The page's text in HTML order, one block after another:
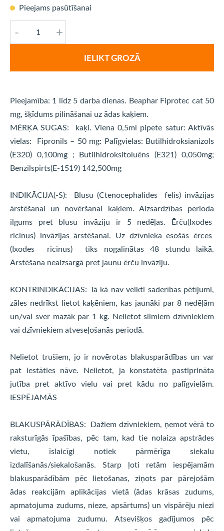
Pieejams pasūtīšanai
- +
IELIKT GROZĀ
Pieejamība: 1 līdz 5 darba dienas. Beaphar Fiprotec cat 50
mg, šķīdums pilināšanai uz ādas kaķiem.
MĒRĶA SUGAS: kaķi. Viena 0,5ml pipete satur: Aktīvās
vielas: Fipronils – 50 mg: Palīgvielas: Butilhidroksianizols
(E320) 0,100mg ; Butilhidroksitoluēns (E321) 0,050mg;
Benzilspirts(E-1519) 142,500mg
INDIKĀCIJA(-S): Blusu (Ctenocephalides felis) invāzijas
ārstēšanai un novēršanai kaķiem. Aizsardzības perioda
ilgums pret blusu invāziju ir 5 nedēļas. Ērču(Ixodes
ricinus) invāzijas ārstēšanai. Uz dzīvnieka esošās ērces
(Ixodes ricinus) tiks nogalinātas 48 stundu laikā.
Ārstēšana neaizsargā pret jaunu ērču invāziju.
KONTRINDIKĀCIJAS: Tā kā nav veikti saderības pētījumi,
zāles nedrīkst lietot kaķēniem, kas jaunāki par 8 nedēļām
un/vai sver mazāk par 1 kg. Nelietot slimiem dzīvniekiem
vai dzīvniekiem atveseļošanās periodā.
Nelietot trušiem, jo ir novērotas blakusparādības un var
pat iestāties nāve. Nelietot, ja konstatēta pastiprināta
jutība pret aktīvo vielu vai pret kādu no palīgvielām.
IESPĒJAMĀS
BLAKUSPĀRĀDĪBAS: Dažiem dzīvniekiem, ņemot vērā to
raksturīgās īpašības, pēc tam, kad tie nolaiza apstrādes
vietu, īslaicīgi notiek pārmērīga siekalu
izdalīšanās/siekalošanās. Starp ļoti retām iespējamām
blakusparādībām pēc lietošanas, ziņots par pārejošām
ādas reakcijām aplikācijas vietā (ādas krāsas zudums,
apmatojuma zudums, nieze, apsārtums) un vispārēju niezi
vai apmatojuma zudumu. Atsevišķos gadījumos pēc